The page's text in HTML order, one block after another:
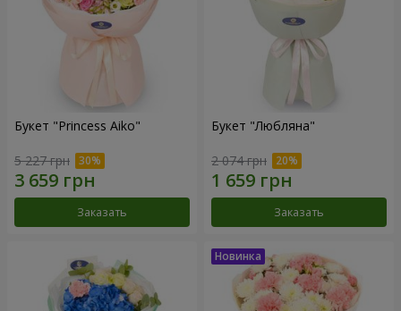
Букет "Princess Aiko"
5 227 грн
Заказать
Букет "Любляна"
2 074 грн
Заказать